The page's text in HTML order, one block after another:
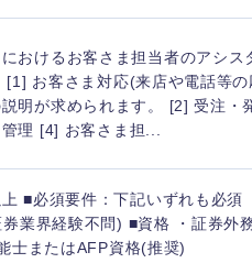
務
おけるお客さま担当者のアシス
[1] お客さま対応(来店や電話等
明が求められます。 [2] 受注・
理 [4] お客さま担...
■必須要件：下記いずれも必須
業界経験不問) ■資格 ・証券外
士またはAFP資格(推奨)